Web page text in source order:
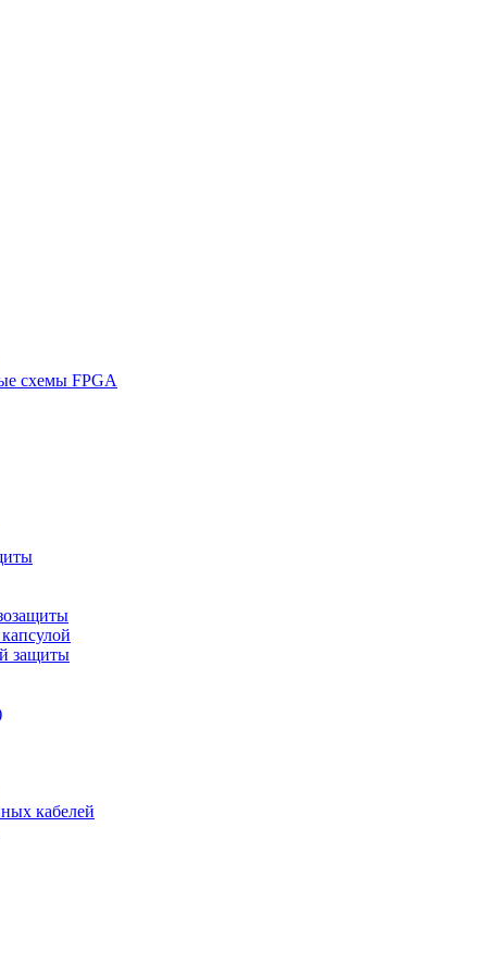
схемы FPGA
защиты
кабелей